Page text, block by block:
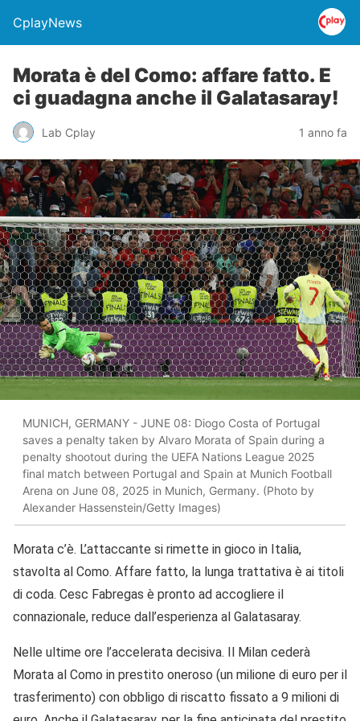
CplayNews
Morata è del Como: affare fatto. E
ci guadagna anche il Galatasaray!
Lab Cplay 1 anno fa
MUNICH, GERMANY - JUNE 08: Diogo Costa of Portugal
saves a penalty taken by Alvaro Morata of Spain during a
penalty shootout during the UEFA Nations League 2025
final match between Portugal and Spain at Munich Football
Arena on June 08, 2025 in Munich, Germany. (Photo by
Alexander Hassenstein/Getty Images)
Morata c’è. L’attaccante si rimette in gioco in Italia,
stavolta al Como. Affare fatto, la lunga trattativa è ai titoli
di coda. Cesc Fabregas è pronto ad accogliere il
connazionale, reduce dall’esperienza al Galatasaray.
Nelle ultime ore l’accelerata decisiva. Il Milan cederà
Morata al Como in prestito oneroso (un milione di euro per il
trasferimento) con obbligo di riscatto fissato a 9 milioni di